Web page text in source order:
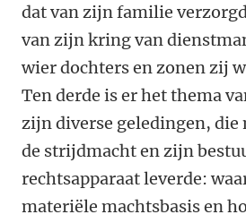
dat van zijn familie
van zijn kring van
wier dochters en zonen zij
Ten derde is er het thema
zijn diverse geledingen, die
de strijdmacht en zijn
rechtsapparaat leverde:
materiële machtsbasis en